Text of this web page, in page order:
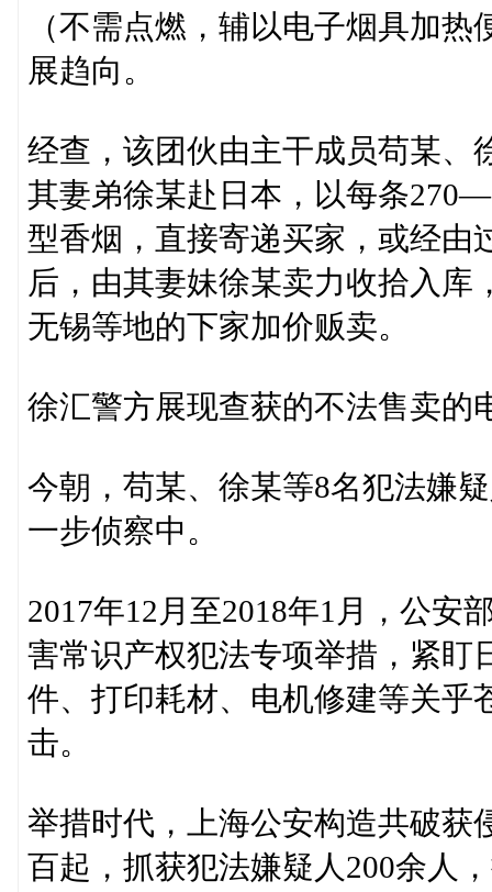
（不需点燃，辅以电子烟具加
展趋向。
经查，该团伙由主干成员苟某、
其妻弟徐某赴日本，以每条
型香烟，直接寄递买家，或经由
后，由其妻妹徐某卖力收拾入
无锡等地的下家加价贩卖。
徐汇警方展现查获的不法售卖的
今朝，苟某、徐某等8名犯法嫌
一步侦察中。
2017年12月至2018年1月，公安
害常识产权犯法专项举措，紧盯
件、打印耗材、电机修建等关乎
击。
举措时代，上海公安构造共破获
百起，抓获犯法嫌疑人200余人